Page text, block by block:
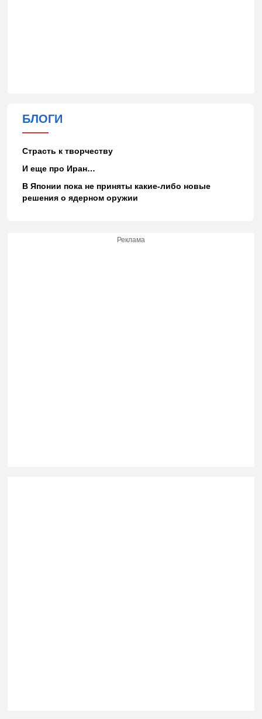
БЛОГИ
Страсть к творчеству
И еще про Иран…
В Японии пока не приняты какие-либо новые
решения о ядерном оружии
Реклама